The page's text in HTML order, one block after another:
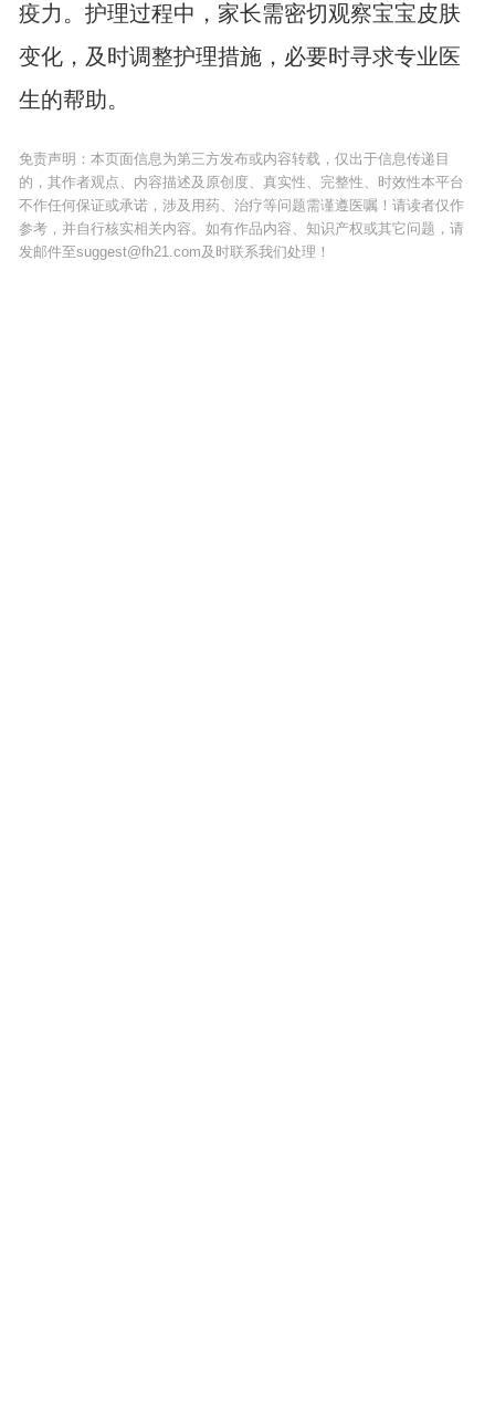
疫力。护理过程中，家长需密切观察宝宝皮肤
变化，及时调整护理措施，必要时寻求专业医
生的帮助。
免责声明：本页面信息为第三方发布或内容转载，仅出于信息传递目
的，其作者观点、内容描述及原创度、真实性、完整性、时效性本平台
不作任何保证或承诺，涉及用药、治疗等问题需谨遵医嘱！请读者仅作
参考，并自行核实相关内容。如有作品内容、知识产权或其它问题，请
发邮件至suggest@fh21.com及时联系我们处理！